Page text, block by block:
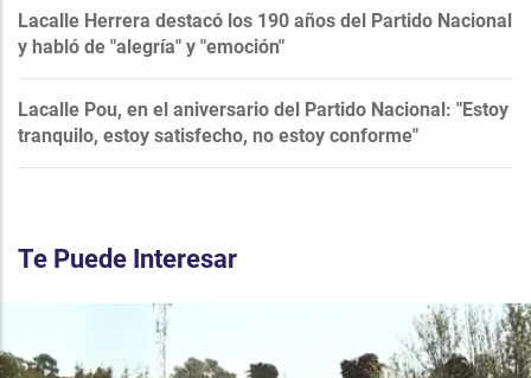
Lacalle Herrera destacó los 190 años del Partido Nacional
y habló de "alegría" y "emoción"
Lacalle Pou, en el aniversario del Partido Nacional: "Estoy
tranquilo, estoy satisfecho, no estoy conforme"
Te Puede Interesar